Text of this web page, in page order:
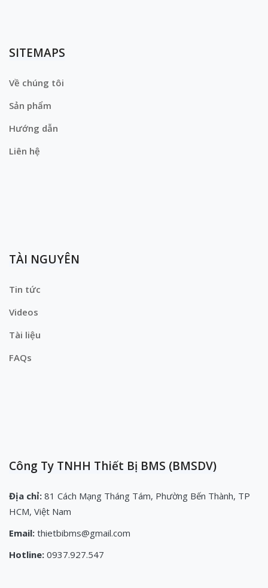
SITEMAPS
Về chúng tôi
Sản phẩm
Hướng dẫn
Liên hệ
TÀI NGUYÊN
Tin tức
Videos
Tài liệu
FAQs
Công Ty TNHH Thiết Bị BMS (BMSDV)
Địa chỉ: 81 Cách Mạng Tháng Tám, Phường Bến Thành, TP
HCM, Việt Nam
Email: thietbibms@gmail.com
Hotline: 0937.927.547